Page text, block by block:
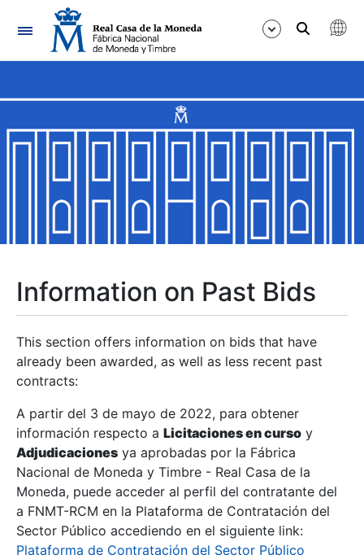
Navigation
Show/Hide
Show/Hide
Show/Hide
Show/Hide
Show/Hide
Information on Past Bids
This section offers information on bids that have
already been awarded, as well as less recent past
contracts:
A partir del 3 de mayo de 2022, para obtener
información respecto a Licitaciones en curso y
Adjudicaciones ya aprobadas por la Fábrica
Nacional de Moneda y Timbre - Real Casa de la
Moneda, puede acceder al perfil del contratante del
a FNMT-RCM en la Plataforma de Contratación del
Sector Público accediendo en el siguiente link:
Plataforma de Contratación del Sector Público